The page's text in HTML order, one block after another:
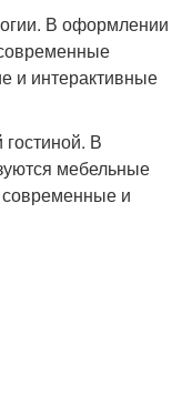
В оформлении
и интерактивные
В
мебельные
современные и